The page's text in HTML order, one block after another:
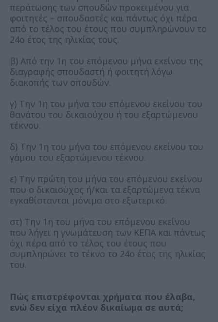
περάτωσης των σπουδών προκειμένου για
φοιτητές – σπουδαστές και πάντως όχι πέρα
από το τέλος του έτους που συμπληρώνουν το
24ο έτος της ηλικίας τους.
β) Από την 1η του επόμενου μήνα εκείνου της
διαγραφής σπουδαστή ή φοιτητή λόγω
διακοπής των σπουδών.
γ) Την 1η του μήνα του επόμενου εκείνου του
θανάτου του δικαιούχου ή του εξαρτώμενου
τέκνου.
δ) Την 1η του μήνα του επόμενου εκείνου του
γάμου του εξαρτώμενου τέκνου.
ε) Την πρώτη του μήνα του επόμενου εκείνου
που ο δικαιούχος ή/και τα εξαρτώμενα τέκνα
εγκαθίστανται μόνιμα στο εξωτερικό.
στ) Την 1η του μήνα του επόμενου εκείνου
που λήγει η γνωμάτευση των ΚΕΠΑ και πάντως
όχι πέρα από το τέλος του έτους που
συμπληρώνει το τέκνο το 24ο έτος της ηλικίας
του.
Πώς επιστρέφονται χρήματα που έλαβα,
ενώ δεν είχα πλέον δικαίωμα σε αυτά;